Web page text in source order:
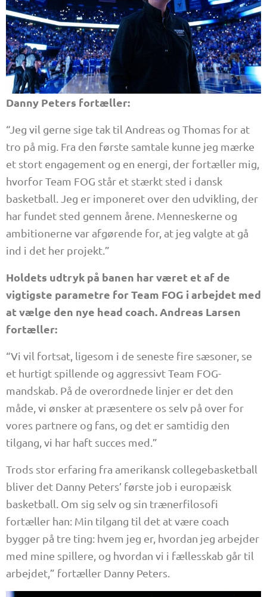
Danny Peters fortæller:
“Jeg vil gerne sige tak til Andreas og Thomas for at
tro på mig. Fra den første samtale kunne jeg mærke
et stort engagement og en energi, der fortæller mig,
hvorfor Team FOG står et stærkt sted i dansk
basketball. Jeg er imponeret over den udvikling, der
har fundet sted gennem årene. Menneskerne og
ambitionerne var afgørende for, at jeg valgte at gå
ind i det her projekt.”
Holdets udtryk på banen har været et af de
vigtigste parametre for Team FOG i arbejdet med
at vælge den nye head coach. Andreas Larsen
fortæller:
“Vi vil fortsat, ligesom i de seneste fire sæsoner, se
et hurtigt spillende og aggressivt Team FOG-
mandskab. På de overordnede linjer er det den
måde, vi ønsker at præsentere os selv på over for
vores partnere og fans, og det er samtidig den
tilgang, vi har haft succes med.”
Trods stor erfaring fra amerikansk collegebasketball
bliver det Danny Peters’ første job i europæisk
basketball. Om sig selv og sin trænerfilosofi
fortæller han: Min tilgang til det at være coach
bygger på tre ting: hvem jeg er, hvordan jeg arbejder
med mine spillere, og hvordan vi i fællesskab går til
arbejdet,” fortæller Danny Peters.